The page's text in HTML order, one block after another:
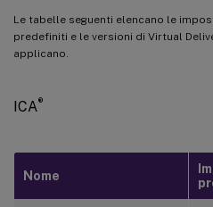
Le tabelle seguenti elencano le
predefiniti e le versioni di Virtual
applicano.
ICA®
Nome
ICA/Grafica/Framehawk
ICA/Keep-alive
ICA/Accesso app locale